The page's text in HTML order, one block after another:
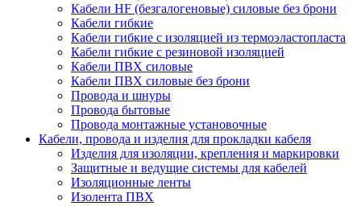
Кабели HF (безгалогеновые) силовые без брони
Кабели гибкие
Кабели гибкие с изоляцией из термоэластопласта
Кабели гибкие с резиновой изоляцией
Кабели ПВХ силовые
Кабели ПВХ силовые без брони
Провода и шнуры
Провода бытовые
Провода монтажные установочные
Кабели, провода и изделия для прокладки кабеля
Изделия для изоляции, крепления и маркировки
Защитные и ведущие системы для кабелей
Изоляционные ленты
Изолента ПВХ